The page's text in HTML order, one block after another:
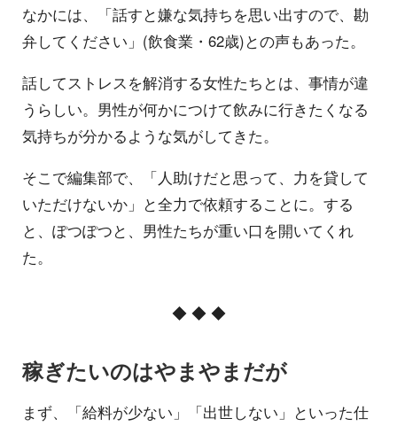
なかには、「話すと嫌な気持ちを思い出すので、勘
弁してください」(飲食業・62歳)との声もあった。
話してストレスを解消する女性たちとは、事情が違
うらしい。男性が何かにつけて飲みに行きたくなる
気持ちが分かるような気がしてきた。
そこで編集部で、「人助けだと思って、力を貸して
いただけないか」と全力で依頼することに。する
と、ぽつぽつと、男性たちが重い口を開いてくれ
た。
◆ ◆ ◆
稼ぎたいのはやまやまだが
まず、「給料が少ない」「出世しない」といった仕